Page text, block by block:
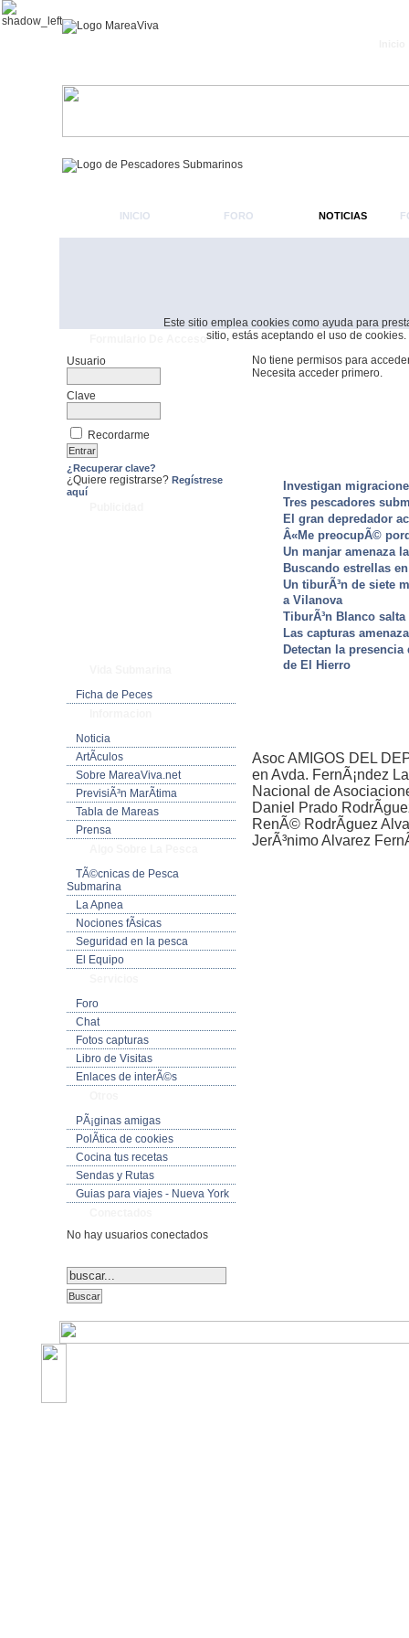
Este sitio emplea cookies como ayuda para
sitio, estás aceptando el uso de cookies.
INICIO FORO NOTICIAS
Usuario
Clave
Recordarme
¿Recuperar clave?
¿Quiere registrarse? Regístrese
aquí
Ficha de Peces
Noticia
ArtÃ­culos
Sobre MareaViva.net
PrevisiÃ³n MarÃ­tima
Tabla de Mareas
Prensa
TÃ©cnicas de Pesca
Submarina
La Apnea
Nociones fÃ­sicas
Seguridad en la pesca
El Equipo
Foro
Chat
Fotos capturas
Libro de Visitas
Enlaces de interÃ©s
PÃ¡ginas amigas
PolÃ­tica de cookies
Cocina tus recetas
Sendas y Rutas
Guias para viajes - Nueva York
No hay usuarios conectados
No tiene permisos para
Necesita acceder primero.
Investigan
Tres pescadores
El gran depredador
Â«Me preocupÃ©
Un manjar amenaza
Buscando estrellas
Un tiburÃ³n de siete
a Vilanova
TiburÃ³n Blanco
Las capturas
Detectan la
de El Hierro
Asoc AMIGOS DEL
en Avda. FernÃ¡ndez
Nacional de
Daniel Prado
RenÃ© RodrÃ­guez
JerÃ³nimo Alvarez